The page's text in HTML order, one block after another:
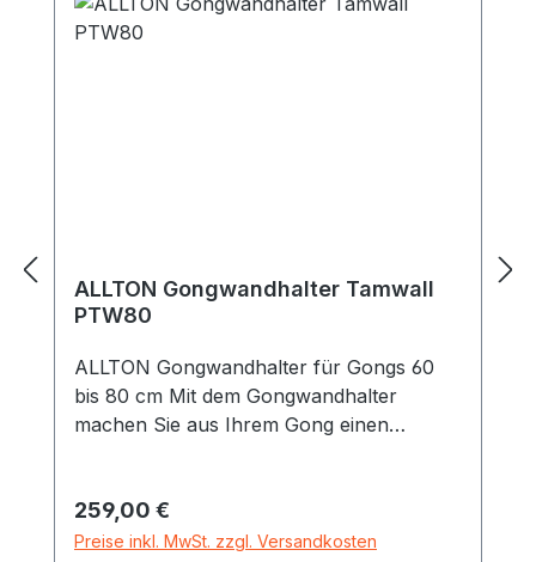
ALLTON Gongwandhalter Tamwall
PTW80
ALLTON Gongwandhalter für Gongs 60
bis 80 cm Mit dem Gongwandhalter
machen Sie aus Ihrem Gong einen
Hölzern, geschliffen und geölt, jedes ein
Unikat. Die Gongwandhalterung besteht
Regulärer Preis:
259,00 €
Preise inkl. MwSt. zzgl. Versandkosten